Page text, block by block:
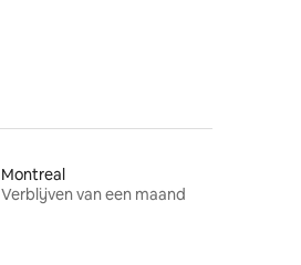
Montreal
Verblijven van een maand